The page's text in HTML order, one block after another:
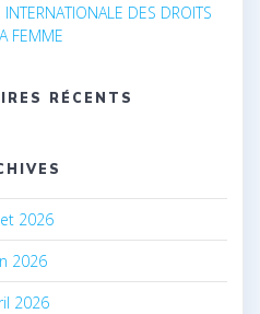
DES DROITS
FEMME
RÉCENTS
2026
2026
2026